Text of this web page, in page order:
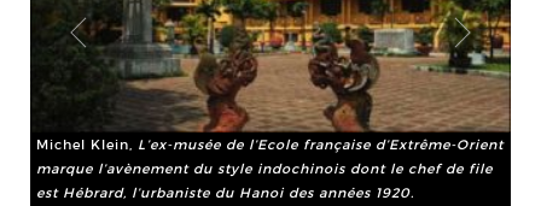
Michel Klein, L’ex-musée de l’Ecole française d’Extrême-Orient
marque l’avènement du style indochinois dont le chef de file
est Hébrard, l’urbaniste du Hanoi des années 1920.